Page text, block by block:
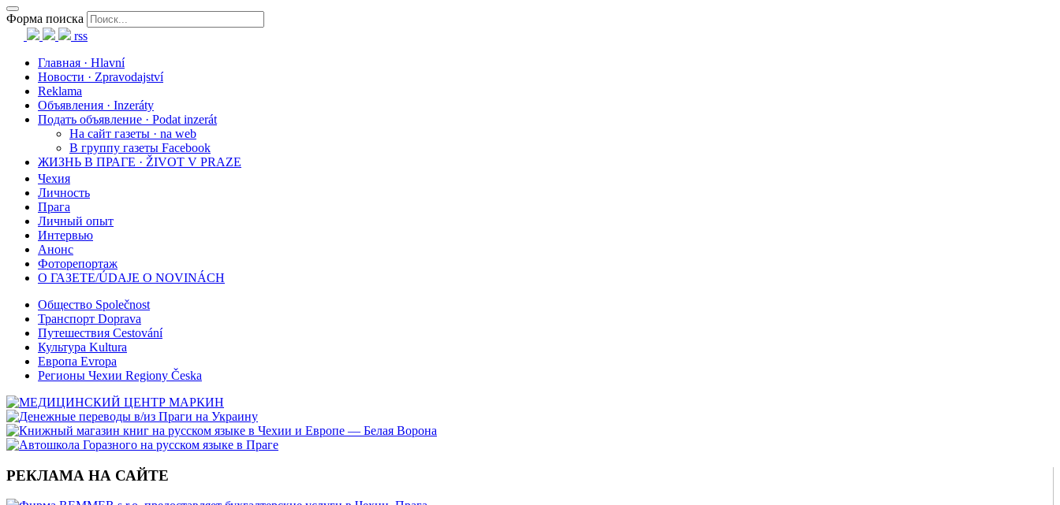
Форма поиска
rss
Главная · Hlavní
Новости · Zpravodajství
Reklama
Объявления · Inzeráty
Подать объявление · Podat inzerát
На сайт газеты · na web
В группу газеты Facebook
ЖИЗНЬ В ПРАГЕ · ŽIVOT V PRAZE
Чехия
Личность
Прага
Личный опыт
Интервью
Анонс
Фоторепортаж
О ГАЗЕТЕ/ÚDAJE O NOVINÁCH
Общество Společnost
Транспорт Doprava
Путешествия Cestování
Культура Kultura
Европа Evropa
Регионы Чехии Regiony Česka
РЕКЛАМА НА САЙТЕ